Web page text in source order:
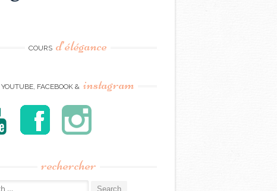
COURS d’élégance
YOUTUBE, FACEBOOK & instagram
rechercher